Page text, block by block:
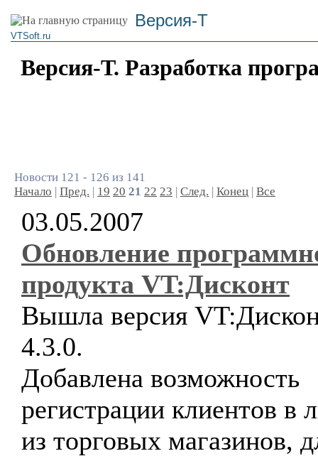
Версия-Т
VTSoft.ru
Версия-Т. Разработка
Новости 121 - 126 из 141
Начало | Пред. | 19 20 21 22 23 | След. | Конец | Все
03.05.2007
Обновление
продукта VT:Дисконт
Вышла версия
4.3.0.
Добавлена возможность
регистрации клиентов в
из торговых магазинов,